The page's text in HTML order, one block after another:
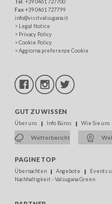
Tel . +39 0461 727700
Fax+39 0461 727799
info@visitvalsugana.it
> Legal Notice
> Privacy Policy
>Cookie Policy
>Aggiorna preferenze Cookie
GUT ZU WISSEN
Über uns Info Büros Wie Sie
Wetterbericht
PAGINE TOP
Übernachten Angebote Events
Nachhaltigkeit - Valsugana Green